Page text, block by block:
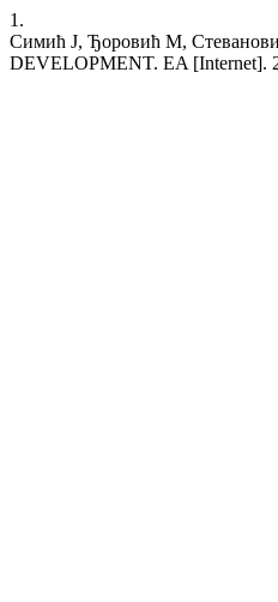
1.
Симић Ј, Ђоровић М,
DEVELOPMENT. EA [Internet].